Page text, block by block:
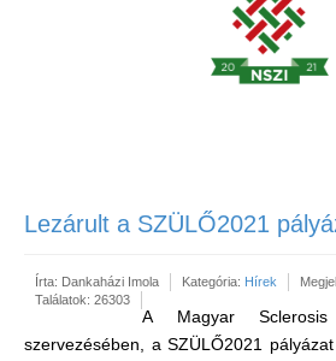
Lezárult a SZÜLŐ2021
Írta: Dankaházi Imola Kategória: Hírek
Találatok: 26303
A Magyar Sclerosis
szervezésében, a SZÜLŐ2021